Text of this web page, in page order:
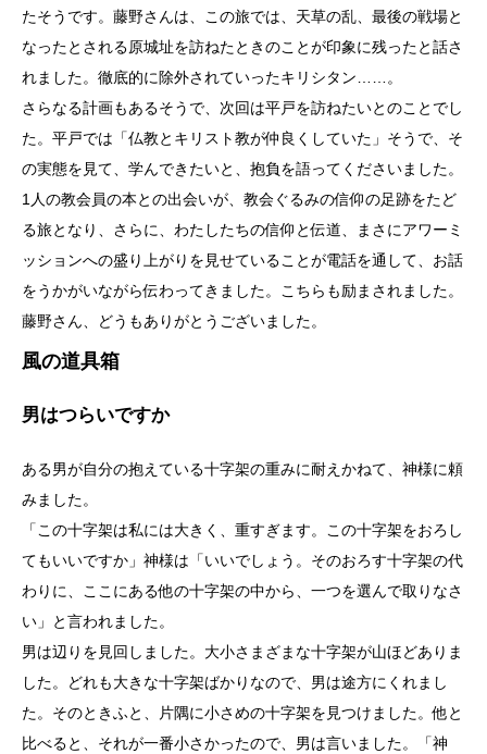
たそうです。藤野さんは、この旅では、天草の乱、最後の戦場と
なったとされる原城址を訪ねたときのことが印象に残ったと話さ
れました。徹底的に除外されていったキリシタン……。
さらなる計画もあるそうで、次回は平戸を訪ねたいとのことでし
た。平戸では「仏教とキリスト教が仲良くしていた」そうで、そ
の実態を見て、学んできたいと、抱負を語ってくださいました。
1人の教会員の本との出会いが、教会ぐるみの信仰の足跡をたど
る旅となり、さらに、わたしたちの信仰と伝道、まさにアワーミ
ッションへの盛り上がりを見せていることが電話を通して、お話
をうかがいながら伝わってきました。こちらも励まされました。
藤野さん、どうもありがとうございました。
風の道具箱
男はつらいですか
ある男が自分の抱えている十字架の重みに耐えかねて、神様に頼
みました。
「この十字架は私には大きく、重すぎます。この十字架をおろし
てもいいですか」神様は「いいでしょう。そのおろす十字架の代
わりに、ここにある他の十字架の中から、一つを選んで取りなさ
い」と言われました。
男は辺りを見回しました。大小さまざまな十字架が山ほどありま
した。どれも大きな十字架ばかりなので、男は途方にくれまし
た。そのときふと、片隅に小さめの十字架を見つけました。他と
比べると、それが一番小さかったので、男は言いました。「神